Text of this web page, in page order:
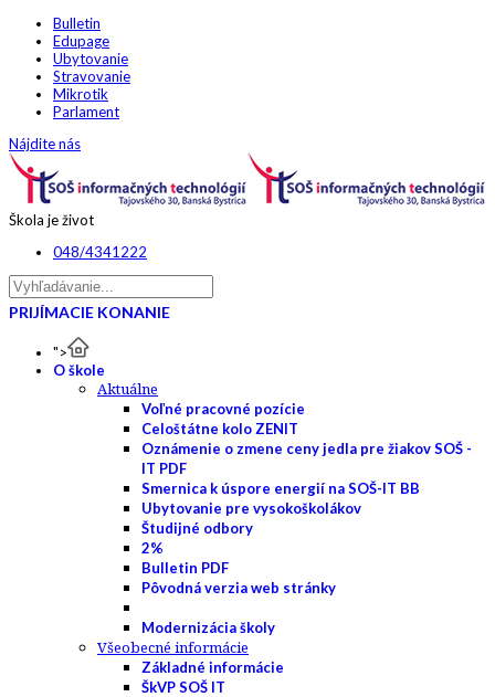
Bulletin
Edupage
Ubytovanie
Stravovanie
Mikrotik
Parlament
Nájdite nás
Škola je život
048/4341222
PRIJÍMACIE KONANIE
">
O škole
Aktuálne
Voľné pracovné pozície
Celoštátne kolo ZENIT
Oznámenie o zmene ceny jedla pre žiakov SOŠ -
IT PDF
Smernica k úspore energií na SOŠ-IT BB
Ubytovanie pre vysokoškolákov
Študijné odbory
2%
Bulletin PDF
Pôvodná verzia web stránky
Modernizácia školy
Všeobecné informácie
Základné informácie
ŠkVP SOŠ IT